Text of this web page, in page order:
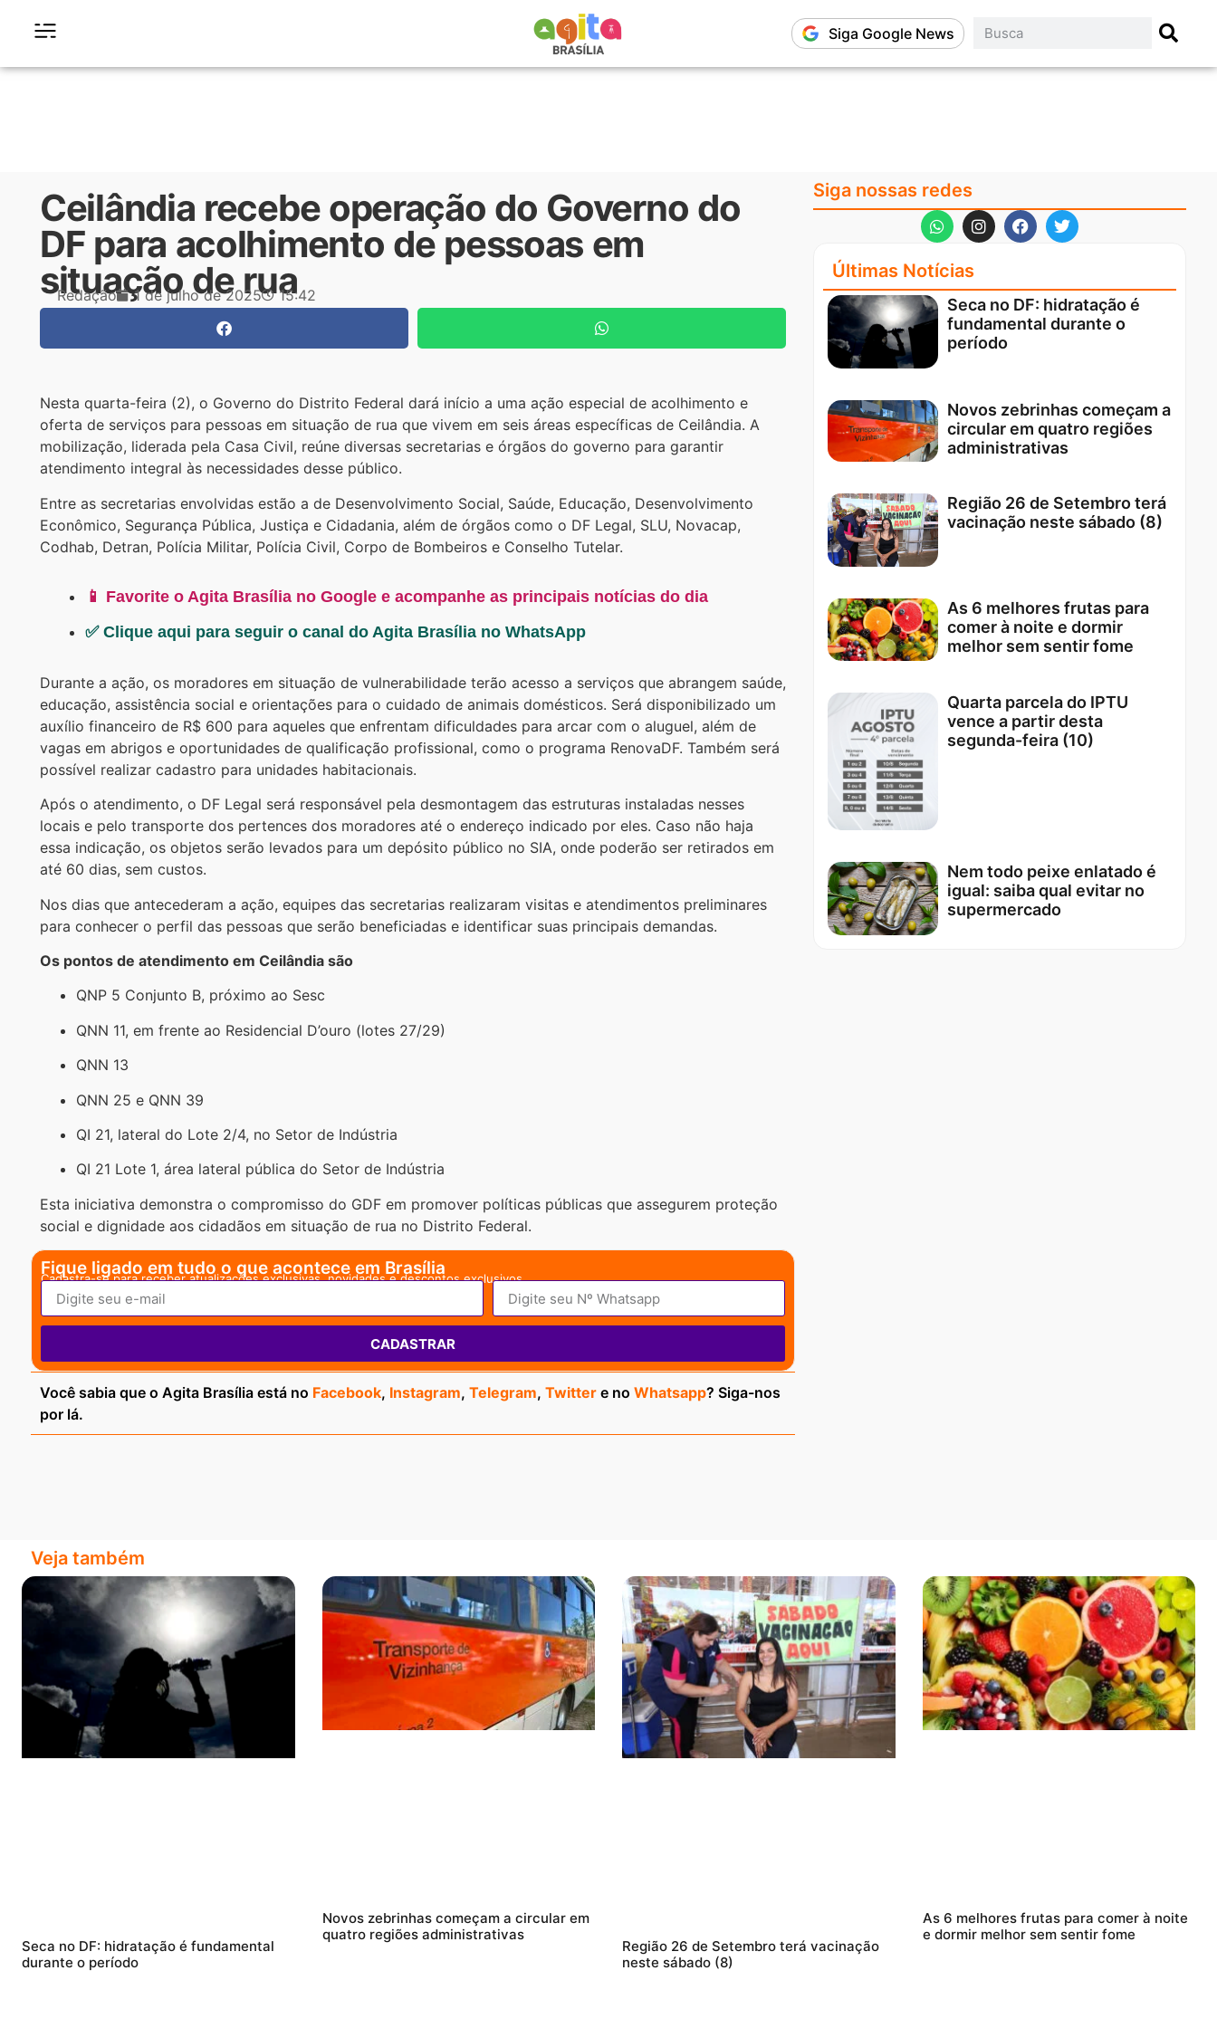
Siga Google News
Ceilândia recebe operação do Governo do
DF para acolhimento de pessoas em
situação de rua
Redação 1 de julho de 2025 15:42
Nesta quarta-feira (2), o Governo do Distrito Federal dará início a uma ação especial de acolhimento e
oferta de serviços para pessoas em situação de rua que vivem em seis áreas específicas de Ceilândia. A
mobilização, liderada pela Casa Civil, reúne diversas secretarias e órgãos do governo para garantir
atendimento integral às necessidades desse público.
Entre as secretarias envolvidas estão a de Desenvolvimento Social, Saúde, Educação, Desenvolvimento
Econômico, Segurança Pública, Justiça e Cidadania, além de órgãos como o DF Legal, SLU, Novacap,
Codhab, Detran, Polícia Militar, Polícia Civil, Corpo de Bombeiros e Conselho Tutelar.
📱 Favorite o Agita Brasília no Google e acompanhe as principais notícias do dia
✅ Clique aqui para seguir o canal do Agita Brasília no WhatsApp
Durante a ação, os moradores em situação de vulnerabilidade terão acesso a serviços que abrangem saúde,
educação, assistência social e orientações para o cuidado de animais domésticos. Será disponibilizado um
auxílio financeiro de R$ 600 para aqueles que enfrentam dificuldades para arcar com o aluguel, além de
vagas em abrigos e oportunidades de qualificação profissional, como o programa RenovaDF. Também será
possível realizar cadastro para unidades habitacionais.
Após o atendimento, o DF Legal será responsável pela desmontagem das estruturas instaladas nesses
locais e pelo transporte dos pertences dos moradores até o endereço indicado por eles. Caso não haja
essa indicação, os objetos serão levados para um depósito público no SIA, onde poderão ser retirados em
até 60 dias, sem custos.
Nos dias que antecederam a ação, equipes das secretarias realizaram visitas e atendimentos preliminares
para conhecer o perfil das pessoas que serão beneficiadas e identificar suas principais demandas.
Os pontos de atendimento em Ceilândia são
QNP 5 Conjunto B, próximo ao Sesc
QNN 11, em frente ao Residencial D’ouro (lotes 27/29)
QNN 13
QNN 25 e QNN 39
QI 21, lateral do Lote 2/4, no Setor de Indústria
QI 21 Lote 1, área lateral pública do Setor de Indústria
Esta iniciativa demonstra o compromisso do GDF em promover políticas públicas que assegurem proteção
social e dignidade aos cidadãos em situação de rua no Distrito Federal.
Fique ligado em tudo o que acontece em Brasília
Cadastra-se para receber atualizações exclusivas, novidades e descontos exclusivos.
CADASTRAR
Você sabia que o Agita Brasília está no Facebook, Instagram, Telegram, Twitter e no Whatsapp? Siga-nos
por lá.
Siga nossas redes
Últimas Notícias
Seca no DF: hidratação é
fundamental durante o
período
Novos zebrinhas começam a
circular em quatro regiões
administrativas
Região 26 de Setembro terá
vacinação neste sábado (8)
As 6 melhores frutas para
comer à noite e dormir
melhor sem sentir fome
Quarta parcela do IPTU
vence a partir desta
segunda-feira (10)
Nem todo peixe enlatado é
igual: saiba qual evitar no
supermercado
Veja também
Seca no DF: hidratação é fundamental
durante o período
Novos zebrinhas começam a circular em
quatro regiões administrativas
Região 26 de Setembro terá vacinação
neste sábado (8)
As 6 melhores frutas para comer à noite
e dormir melhor sem sentir fome